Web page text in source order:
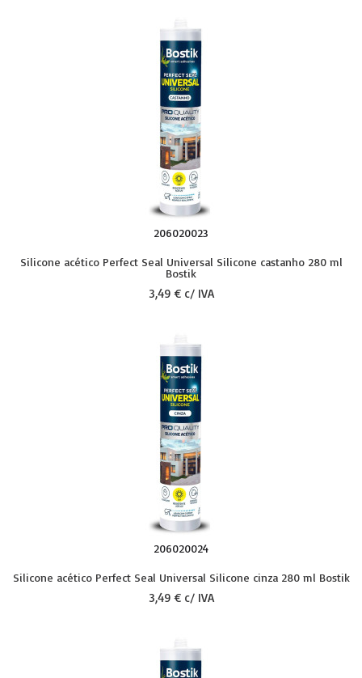
206020023
Silicone acético Perfect Seal Universal Silicone castanho 280 ml
Bostik
3,49 € c/ IVA
206020024
Silicone acético Perfect Seal Universal Silicone cinza 280 ml Bostik
3,49 € c/ IVA